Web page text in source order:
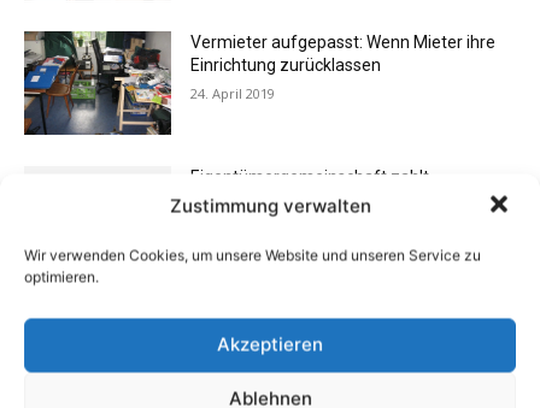
Zustimmung verwalten
Wir verwenden Cookies, um unsere Website und unseren Service zu
optimieren.
Akzeptieren
Ablehnen
Vermieter aufgepasst: Wenn Mieter ihre
Einrichtung zurücklassen
24. April 2019
Eigentümergemeinschaft zahlt
Energieausweis
Gefahren & Beseitigung